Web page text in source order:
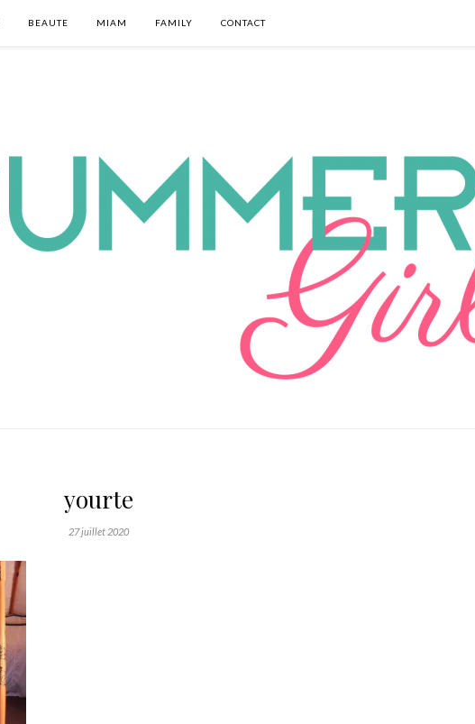
BEAUTE MIAM FAMILY CONTACT
yourte
27 juillet 2020